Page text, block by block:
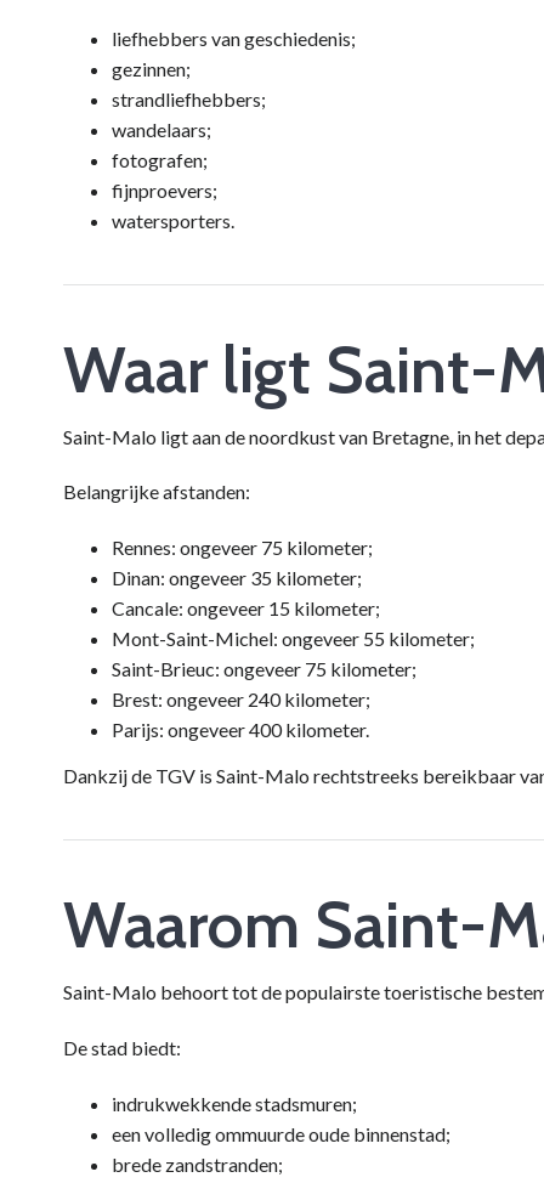
liefhebbers van geschiedenis;
gezinnen;
strandliefhebbers;
wandelaars;
fotografen;
fijnproevers;
watersporters.
Waar ligt Saint-
Saint-Malo ligt aan de noordkust van Bretagne, in het
Belangrijke afstanden:
Rennes: ongeveer 75 kilometer;
Dinan: ongeveer 35 kilometer;
Cancale: ongeveer 15 kilometer;
Mont-Saint-Michel: ongeveer 55 kilometer;
Saint-Brieuc: ongeveer 75 kilometer;
Brest: ongeveer 240 kilometer;
Parijs: ongeveer 400 kilometer.
Dankzij de TGV is Saint-Malo rechtstreeks bereikbaar
Waarom Saint-
Saint-Malo behoort tot de populairste toeristische
De stad biedt:
indrukwekkende stadsmuren;
een volledig ommuurde oude binnenstad;
brede zandstranden;